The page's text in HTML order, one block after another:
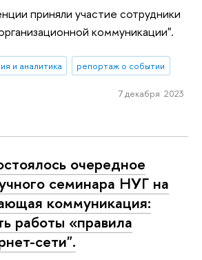
приняли участие сотрудники
коммуникации".
и аналитика репортаж о событии
7 декабря 2023
очередное
семинара НУГ на
коммуникация:
работы «правила
сети".